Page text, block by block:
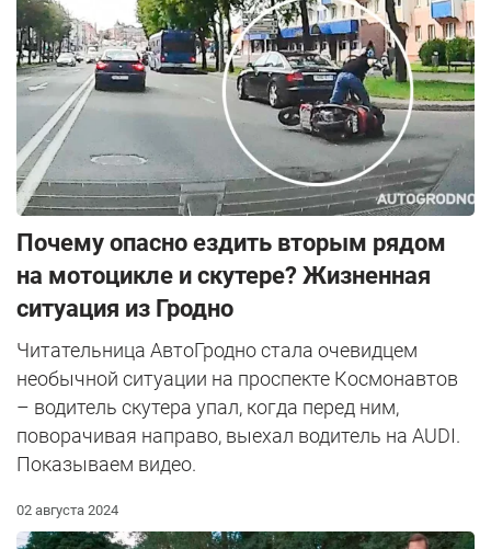
Почему опасно ездить вторым рядом
на мотоцикле и скутере? Жизненная
ситуация из Гродно
Читательница АвтоГродно стала очевидцем
необычной ситуации на проспекте Космонавтов
– водитель скутера упал, когда перед ним,
поворачивая направо, выехал водитель на AUDI.
Показываем видео.
02 августа 2024